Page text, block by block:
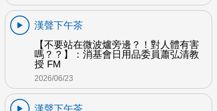
漢聲下午茶
【不要站在微波爐旁邊？！對人體有害
嗎？？】：消基會日用品委員蕭弘清教
授 FM
2026/06/23
漢聲下午茶